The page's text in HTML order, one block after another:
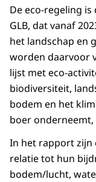
De eco-regeling
GLB, dat vanaf
het landschap en
worden daarvoor
lijst met eco-
biodiversiteit,
bodem en het
boer
In het rapport zijn
relatie tot hun
bodem/lucht,